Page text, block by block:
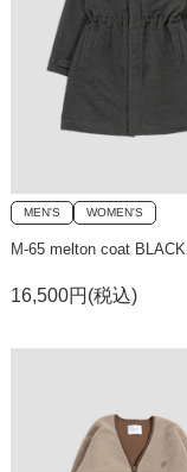
MEN'S WOMEN'S
M-65 melton coat BLACK
16,500円(税込)